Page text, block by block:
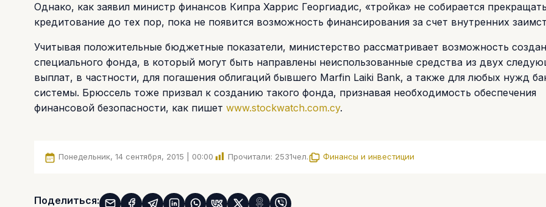
Однако, как заявил министр финансов Кипра Харрис Георгиадис, «тройка» не собирается
кредитование до тех пор, пока не появится возможность финансирования за счет внутренних
Учитывая положительные бюджетные показатели, министерство рассматривает возможность
специального фонда, в который могут быть направлены неиспользованные средства из двух
выплат, в частности, для погашения облигаций бывшего Marfin Laiki Bank, а также для любых нужд
системы. Брюссель тоже призвал к созданию такого фонда, признавая необходимость обеспечения
финансовой безопасности, как пишет www.stockwatch.com.cy.
Понедельник, 14 сентября, 2015 | 00:00 Прочитали: 2531чел. Финансы и инвестиции
Поделиться: